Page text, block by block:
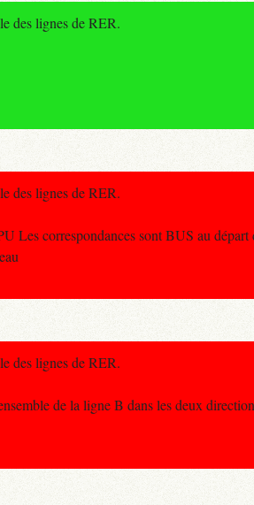
des lignes de RER.
des lignes de RER.
Les correspondances sont BUS au
des lignes de RER.
de la ligne B dans les deux